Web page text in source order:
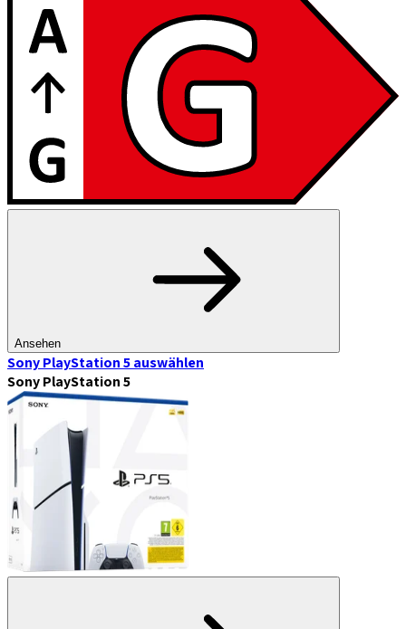
Ansehen
Sony PlayStation 5auswählen
Sony PlayStation 5